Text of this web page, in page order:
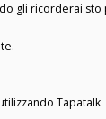
gli ricorderai
Tapatalk